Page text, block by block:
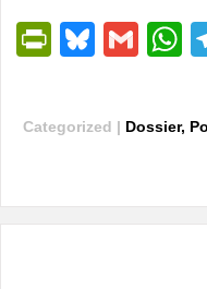
Categorized | Dossier,